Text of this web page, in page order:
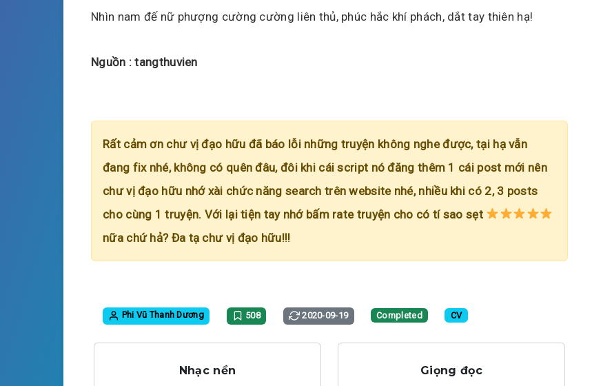
Nhìn nam đế nữ phượng cường cường liên thủ, phúc hắc khí phách, dắt tay thiên hạ!
Nguồn : tangthuvien
Rất cảm ơn chư vị đạo hữu đã báo lỗi những truyện không nghe được, tại hạ vẫn
đang fix nhé, không có quên đâu, đôi khi cái script nó đăng thêm 1 cái post mới nên
chư vị đạo hữu nhớ xài chức năng search trên website nhé, nhiều khi có 2, 3 posts
cho cùng 1 truyện. Với lại tiện tay nhớ bấm rate truyện cho có tí sao sẹt
nữa chứ hả? Đa tạ chư vị đạo hữu!!!
Phi Vũ Thanh Dương 508 2020-09-19 Completed CV
Nhạc nền Giọng đọc